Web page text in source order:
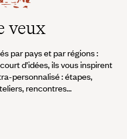
veux
par pays et par régions :
d’idées, ils vous inspirent
personnalisé : étapes,
rencontres…